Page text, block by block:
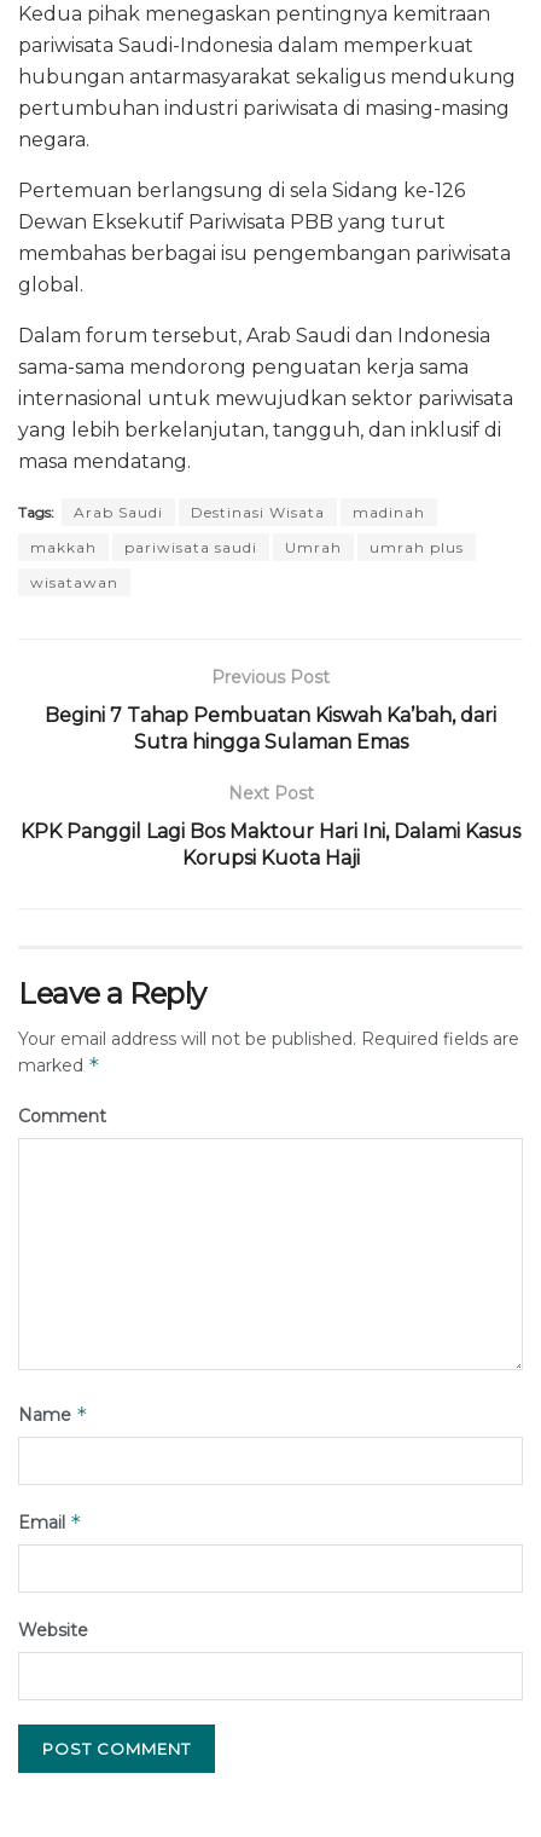
Kedua pihak menegaskan pentingnya kemitraan
pariwisata Saudi-Indonesia dalam memperkuat
hubungan antarmasyarakat sekaligus mendukung
pertumbuhan industri pariwisata di masing-masing
negara.
Pertemuan berlangsung di sela Sidang ke-126
Dewan Eksekutif Pariwisata PBB yang turut
membahas berbagai isu pengembangan pariwisata
global.
Dalam forum tersebut, Arab Saudi dan Indonesia
sama-sama mendorong penguatan kerja sama
internasional untuk mewujudkan sektor pariwisata
yang lebih berkelanjutan, tangguh, dan inklusif di
masa mendatang.
Tags: Arab Saudi Destinasi Wisata
madinah
makkah
pariwisata saudi Umrah
umrah plus
wisatawan
Previous Post
Begini 7 Tahap Pembuatan Kiswah Ka’bah, dari
Sutra hingga Sulaman Emas
Next Post
KPK Panggil Lagi Bos Maktour Hari Ini, Dalami Kasus
Korupsi Kuota Haji
Leave a Reply
Your email address will not be published. Required fields are
marked *
Comment
Name *
Email *
Website